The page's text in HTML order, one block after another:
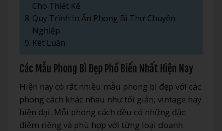
Cho Thiết Kế
Quy Trình In Ấn Phong Bì Thư Chuyên
Nghiệp
Kết Luận
Các Mẫu Phong Bì Đẹp Phổ Biến Nhất Hiện Nay
Hiện nay có rất nhiều mẫu phong bì đẹp với các
phong cách khác nhau như tối giản, vintage hay
hiện đại. Mỗi phong cách đều có những đặc
điểm riêng và phù hợp với từng loại doanh